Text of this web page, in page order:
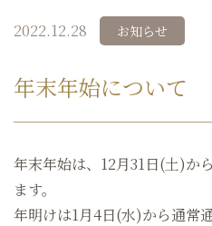
2022.12.28 お知らせ
年末年始について
年末年始は、12月31日(土)か
ます。
年明けは1月4日(水)から通常